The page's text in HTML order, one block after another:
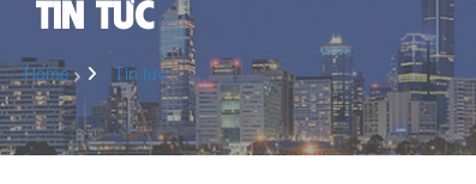
TIN TỨC
Home Tin tức